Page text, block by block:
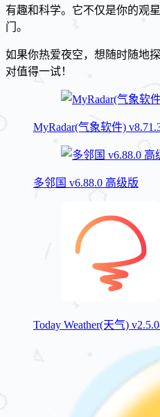
有趣和科学。它不仅是你的观
门。
如果你热爱夜空，想随时随地
对值得一试！
MyRadar(气象软件)
多邻国 v6.88.0 高级版
Today Weather(天气)